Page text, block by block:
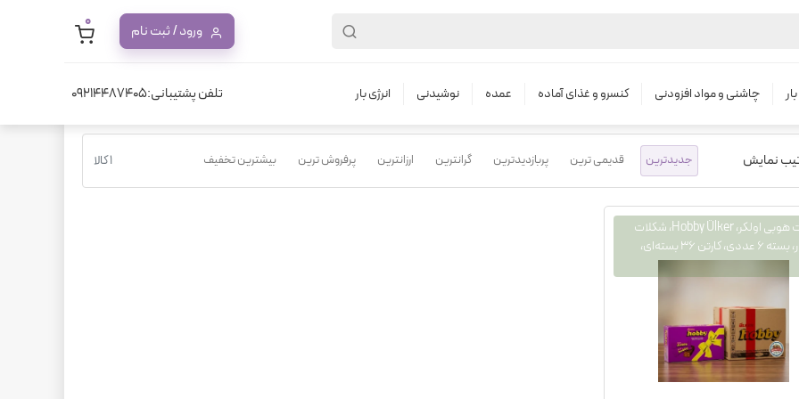
ورود / ثبت نام 0
چاشنی و مواد افزودنی کنسرو و غذای آماده عمده نوشیدنی انرژی بار تلفن پشتیبانی:09214487405 محصولات خرید عمده شکلات هوبی
نمایش جدیدترین قدیمی ترین پربازدیدترین گرانترین ارزانترین پرفروش ترین بیشترین تخفیف 1 کالا
شکلات هوبی اولکر، Hobby Ülker، شکلات
مغزدار، بسته ۶ عددی، کارتن ۳۶ بسته‌ای،